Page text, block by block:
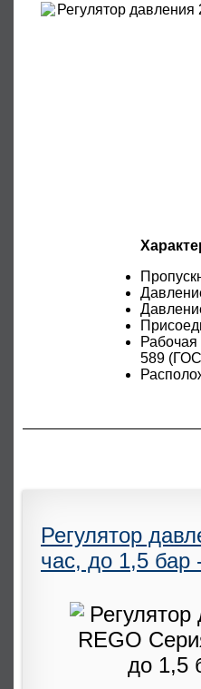
Рабочая
589
Регулятор
час, до 1,5 бар